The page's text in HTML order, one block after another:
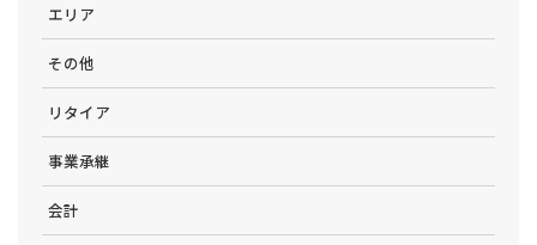
エリア
その他
リタイア
事業承継
会計